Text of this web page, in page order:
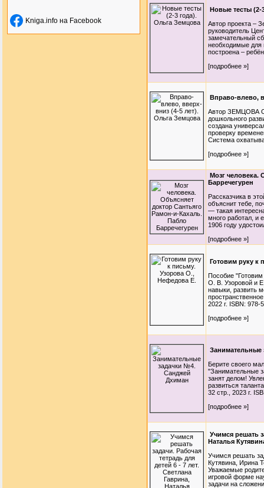
Kniga.info на Facebook
Новые тесты (2-
Автор проекта –
руководитель
замечательный
необходимые для
построена –
[подробнее »]
Вправо-влево,
Автор ЗЕМЦОВА О.
дошкольного
создана
проверку
Система
[подробнее »]
Мозг человека.
Барречегурен
Рассказчика в
объяснит тебе,
— такая
много работал, и
1906 году
[подробнее »]
Готовим руку к
Пособие "Готовим
О. В. Узоровой и
навыки, развить
2022 г. ISBN: 978-
[подробнее »]
Берите своего
"Занимательные
занят делом!
развиться
32 стр., 2023 г.
[подробнее »]
Учимся решать
Наталья
Учимся решать
Кутявина, Ирина
Уважаемые
игровой форме
задачи на